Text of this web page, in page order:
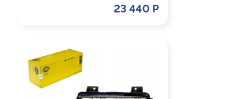
23 440 Р